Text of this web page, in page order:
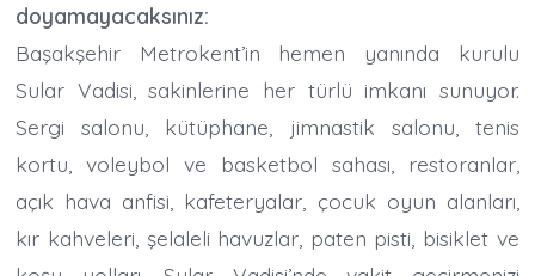
doyamayacaksınız:
Başakşehir Metrokent’in hemen yanında kurulu
Sular Vadisi, sakinlerine her türlü imkanı sunuyor.
Sergi salonu, kütüphane, jimnastik salonu, tenis
kortu, voleybol ve basketbol sahası, restoranlar,
açık hava anfisi, kafeteryalar, çocuk oyun alanları,
kır kahveleri, şelaleli havuzlar, paten pisti, bisiklet ve